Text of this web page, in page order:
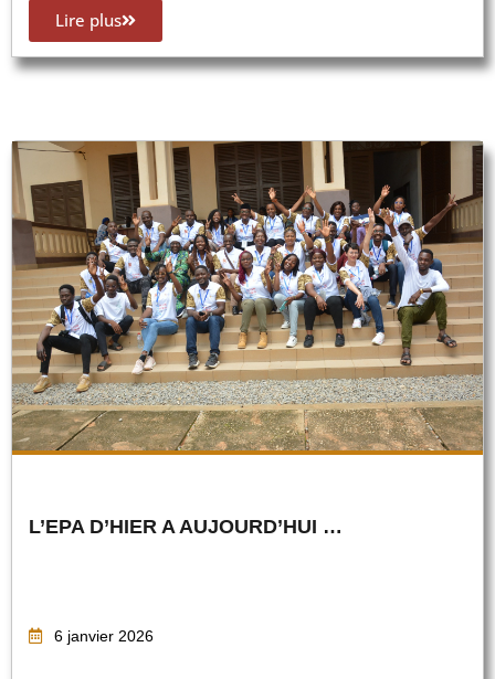
Lire plus
L’EPA D’HIER A AUJOURD’HUI …
6 janvier 2026